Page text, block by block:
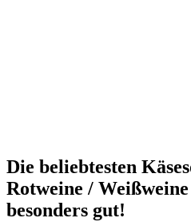
Die beliebtesten
Rotweine /
besonders gut!